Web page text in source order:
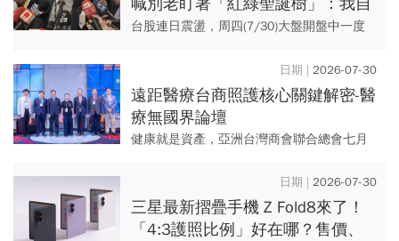
己兩周才看一次股票！關心這件事
台股連日震盪，周四(7/30)大盤開盤中一度
事長童子賢出席2026 AI WAVE大展，強調台
股雖短...
2026-07-30
遠距醫療台商照護核心關鍵解密-醫
療無國界論壇
健康就是資產，亞洲台灣商會聯合總會七月
「AI科技 × 跨境保險，啟動台商健康與資產
升級新時代」主題議程...
2026-07-30
三星最新摺疊手機 Z Fold8來了！
「4:3護照比例」好在哪？售價、